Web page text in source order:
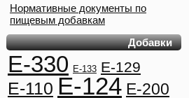
Нормативные документы по
пищевым добавкам
Добавки
E-330 E-133 E-129
E-110 E-124 E-200